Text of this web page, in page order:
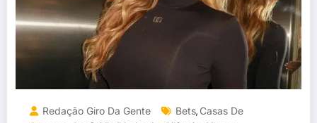
Redação Giro Da Gente Bets, Casas De